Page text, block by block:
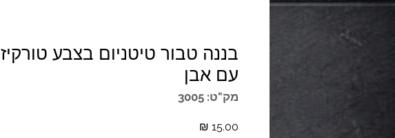
בננה טבור טיטניום בצבע טורקיז
עם אבן
מק"ט: 3005